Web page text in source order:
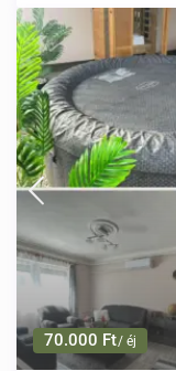
70.000 Ft/ éj